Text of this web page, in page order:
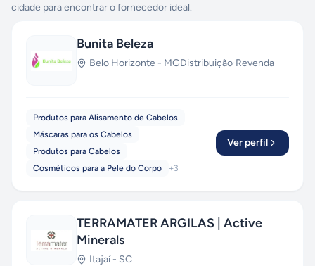
cidade para encontrar o fornecedor ideal.
Bunita Beleza
Belo Horizonte - MGDistribuição·Revenda
Produtos para Alisamento de Cabelos
Máscaras para os Cabelos
Produtos para Cabelos
Cosméticos para a Pele do Corpo
+3
Ver perfil
TERRAMATER ARGILAS | Active
Minerals
Itajaí- SC